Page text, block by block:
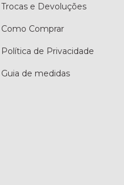
Trocas e Devoluções
Como Comprar
Política de Privacidade
Guia de medidas